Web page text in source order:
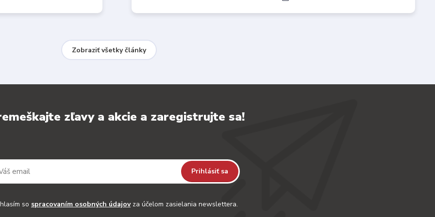
Zobraziť všetky články
zľavy a akcie a zaregistrujte sa!
Prihlásiť sa
so spracovaním osobných údajovza účelom zasielania newslettera.